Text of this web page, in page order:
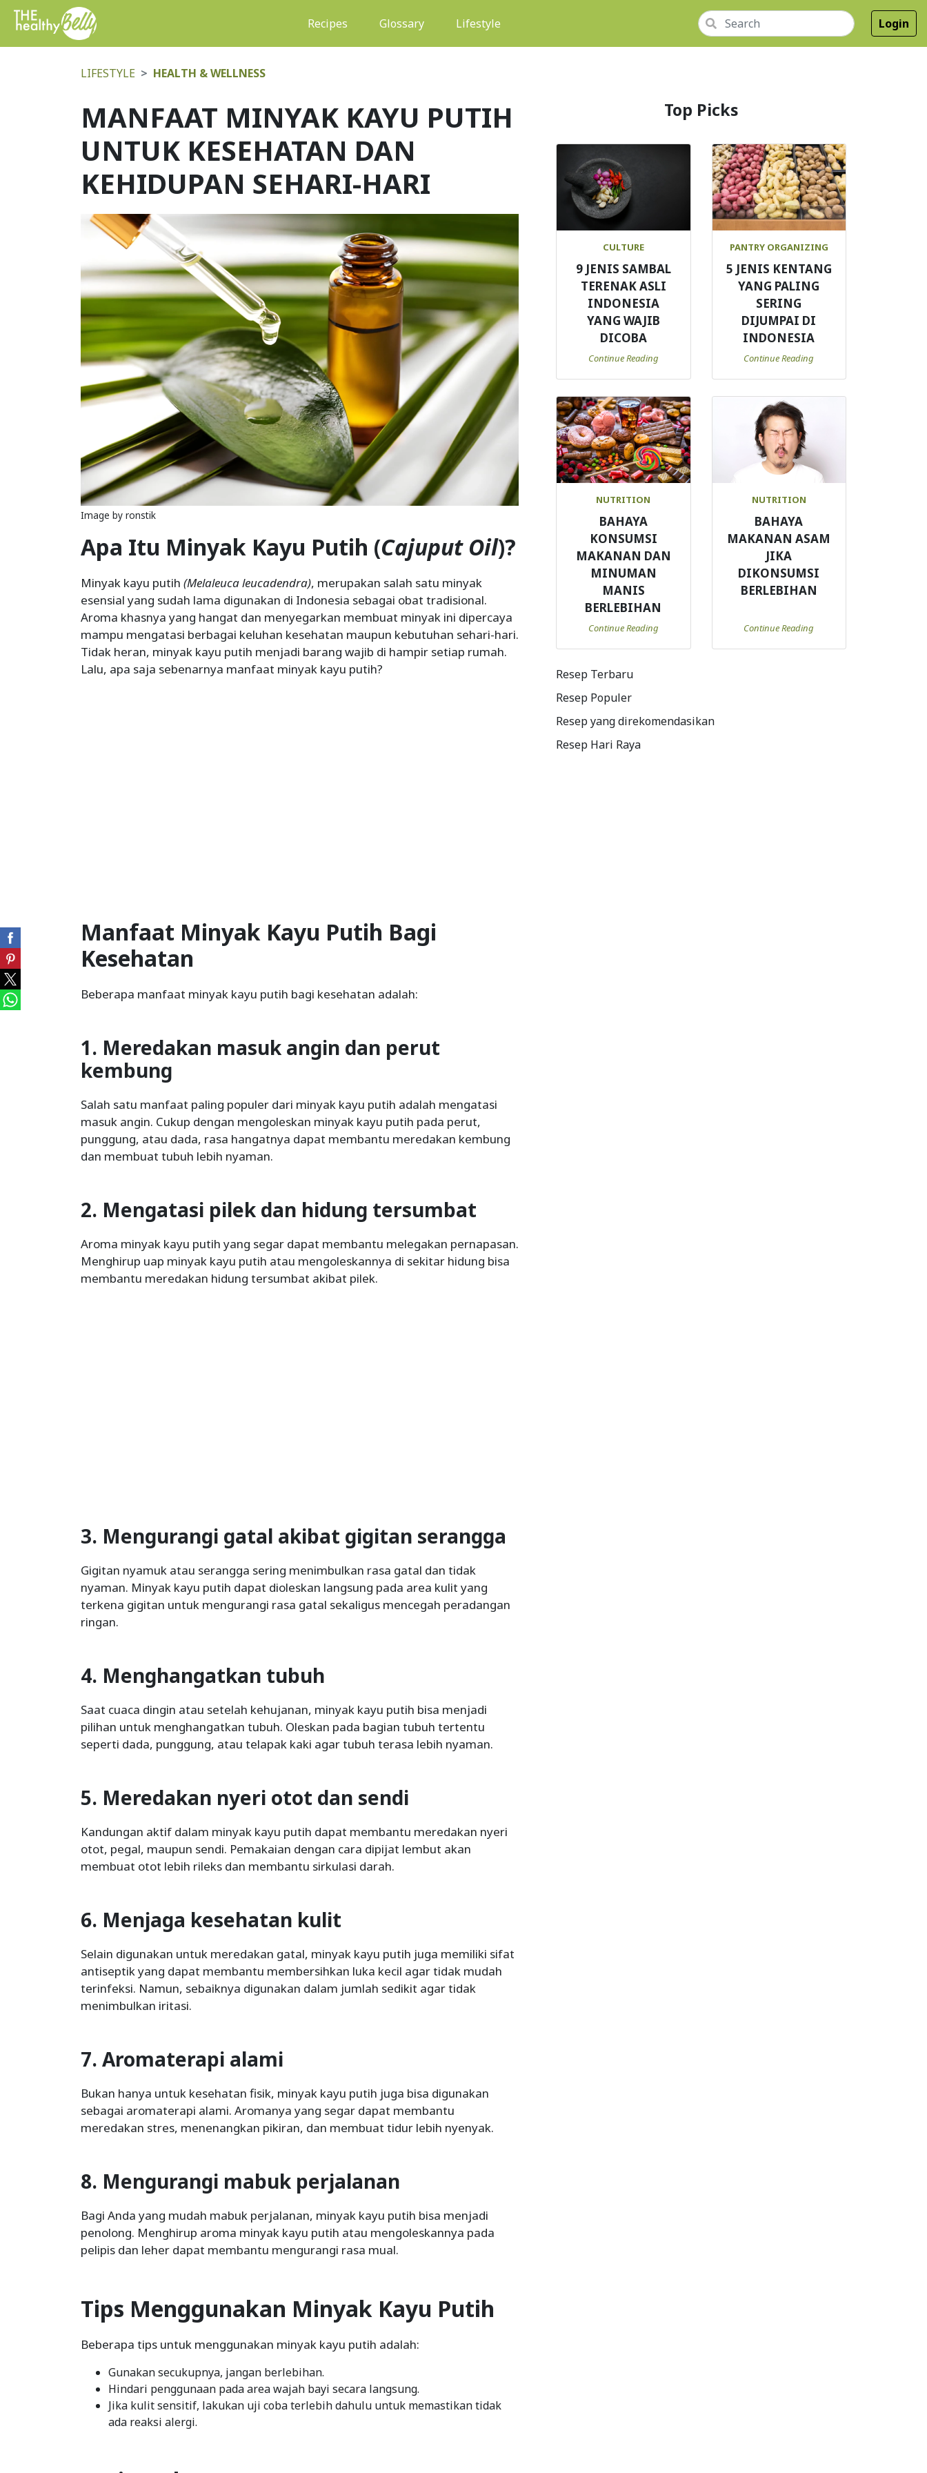
Recipes (current)Glossary Lifestyle Login
LIFESTYLE HEALTH & WELLNESS
MANFAAT MINYAK KAYU PUTIH
UNTUK KESEHATAN DAN
KEHIDUPAN SEHARI-HARI
Image by ronstik
Apa Itu Minyak Kayu Putih (Cajuput Oil)?
Minyak kayu putih (Melaleuca leucadendra), merupakan salah satu minyak
esensial yang sudah lama digunakan di Indonesia sebagai obat tradisional.
Aroma khasnya yang hangat dan menyegarkan membuat minyak ini dipercaya
mampu mengatasi berbagai keluhan kesehatan maupun kebutuhan sehari-hari.
Tidak heran, minyak kayu putih menjadi barang wajib di hampir setiap rumah.
Lalu, apa saja sebenarnya manfaat minyak kayu putih?
Manfaat Minyak Kayu Putih Bagi
Kesehatan
Beberapa manfaat minyak kayu putih bagi kesehatan adalah:
1. Meredakan masuk angin dan perut
kembung
Salah satu manfaat paling populer dari minyak kayu putih adalah mengatasi
masuk angin. Cukup dengan mengoleskan minyak kayu putih pada perut,
punggung, atau dada, rasa hangatnya dapat membantu meredakan kembung
dan membuat tubuh lebih nyaman.
2. Mengatasi pilek dan hidung tersumbat
Aroma minyak kayu putih yang segar dapat membantu melegakan pernapasan.
Menghirup uap minyak kayu putih atau mengoleskannya di sekitar hidung bisa
membantu meredakan hidung tersumbat akibat pilek.
3. Mengurangi gatal akibat gigitan serangga
Gigitan nyamuk atau serangga sering menimbulkan rasa gatal dan tidak
nyaman. Minyak kayu putih dapat dioleskan langsung pada area kulit yang
terkena gigitan untuk mengurangi rasa gatal sekaligus mencegah peradangan
ringan.
4. Menghangatkan tubuh
Saat cuaca dingin atau setelah kehujanan, minyak kayu putih bisa menjadi
pilihan untuk menghangatkan tubuh. Oleskan pada bagian tubuh tertentu
seperti dada, punggung, atau telapak kaki agar tubuh terasa lebih nyaman.
5. Meredakan nyeri otot dan sendi
Kandungan aktif dalam minyak kayu putih dapat membantu meredakan nyeri
otot, pegal, maupun sendi. Pemakaian dengan cara dipijat lembut akan
membuat otot lebih rileks dan membantu sirkulasi darah.
6. Menjaga kesehatan kulit
Selain digunakan untuk meredakan gatal, minyak kayu putih juga memiliki sifat
antiseptik yang dapat membantu membersihkan luka kecil agar tidak mudah
terinfeksi. Namun, sebaiknya digunakan dalam jumlah sedikit agar tidak
menimbulkan iritasi.
7. Aromaterapi alami
Bukan hanya untuk kesehatan fisik, minyak kayu putih juga bisa digunakan
sebagai aromaterapi alami. Aromanya yang segar dapat membantu
meredakan stres, menenangkan pikiran, dan membuat tidur lebih nyenyak.
8. Mengurangi mabuk perjalanan
Bagi Anda yang mudah mabuk perjalanan, minyak kayu putih bisa menjadi
penolong. Menghirup aroma minyak kayu putih atau mengoleskannya pada
pelipis dan leher dapat membantu mengurangi rasa mual.
Tips Menggunakan Minyak Kayu Putih
Beberapa tips untuk menggunakan minyak kayu putih adalah:
Gunakan secukupnya, jangan berlebihan.
Hindari penggunaan pada area wajah bayi secara langsung.
Jika kulit sensitif, lakukan uji coba terlebih dahulu untuk memastikan tidak
ada reaksi alergi.
Top Picks
CULTURE
9 JENIS SAMBAL
TERENAK ASLI
INDONESIA
YANG WAJIB
DICOBA
Continue Reading
PANTRY ORGANIZING
5 JENIS KENTANG
YANG PALING
SERING
DIJUMPAI DI
INDONESIA
Continue Reading
NUTRITION
BAHAYA
KONSUMSI
MAKANAN DAN
MINUMAN
MANIS
BERLEBIHAN
Continue Reading
NUTRITION
BAHAYA
MAKANAN ASAM
JIKA
DIKONSUMSI
BERLEBIHAN
Continue Reading
Resep Terbaru
Resep Populer
Resep yang direkomendasikan
Resep Hari Raya